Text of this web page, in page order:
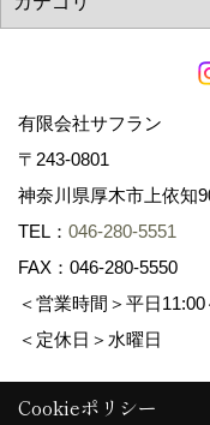
有限会社サフラン
〒243-0801
神奈川県厚木市上依知
TEL： 046-280-5551
FAX：046-280-5550
＜営業時間＞平日
＜定休日＞水曜日
Cookieポリシー